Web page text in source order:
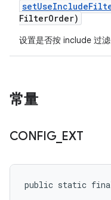
setUseInclude
FilterOrder)
设置是否按 include 过滤
常量
CONFIG_ EXT
public static final